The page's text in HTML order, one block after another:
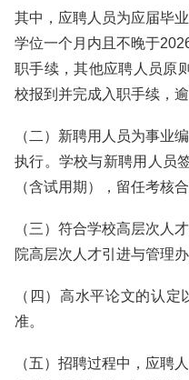
其中，应聘人员为应届毕
学位一个月内且不晚于
职手续，其他应聘人员原
校报到并完成入职手续，
（二）新聘用人员为事业
执行。学校与新聘用人员
（含试用期），留任考核
（三）符合学校高层次人
院高层次人才引进与管理
（四）高水平论文的认
准。
（五）招聘过程中，应聘